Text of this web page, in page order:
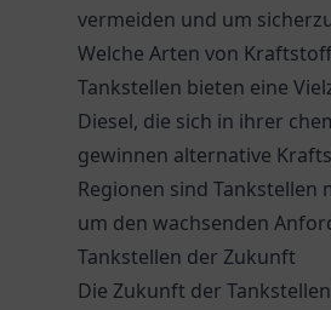
vermeiden und um
Welche Arten von
Tankstellen bieten eine
Diesel, die sich in ihrer
gewinnen alternative
Regionen sind
um den wachsenden
Tankstellen der Zukunft
Die Zukunft der